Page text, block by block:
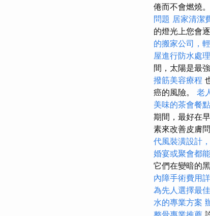
倦而不會燃燒
問題 居家清潔
的燈光上您會
的搬家公司，
屋進行防水處理
間，太陽是最
撥筋美容療程
癌的風險。 老
美味的茶會餐點
期間，最好在
素來改善皮膚
代風裝潢設計
婚宴或聚會都
它們在變暗的
內障手術費用
為先人選擇最
水的專業方案